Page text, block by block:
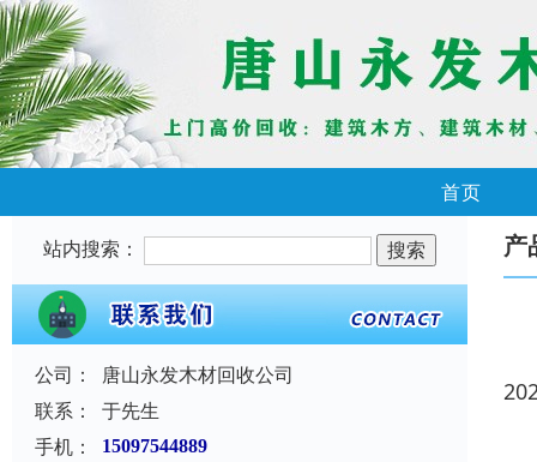
首页
站内搜索：
公司：
唐山永发木材回收公司
联系：
于先生
手机：
15097544889
产